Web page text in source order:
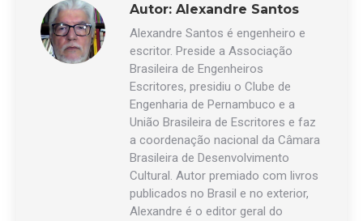
Autor: Alexandre Santos
Alexandre Santos é engenheiro e
escritor. Preside a Associação
Brasileira de Engenheiros
Escritores, presidiu o Clube de
Engenharia de Pernambuco e a
União Brasileira de Escritores e faz
a coordenação nacional da Câmara
Brasileira de Desenvolvimento
Cultural. Autor premiado com livros
publicados no Brasil e no exterior,
Alexandre é o editor geral do